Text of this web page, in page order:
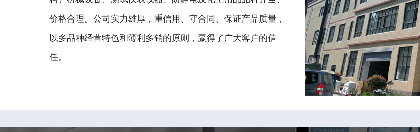
价格合理。公司实力雄厚，重信用、守合同、保证产品质量，
以多品种经营特色和薄利多销的原则，赢得了广大客户的信
任。